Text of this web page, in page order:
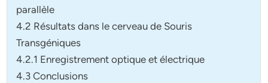
parallèle
4.2 Résultats dans le cerveau de Souris
Transgéniques
4.2.1 Enregistrement optique et électrique
4.3 Conclusions